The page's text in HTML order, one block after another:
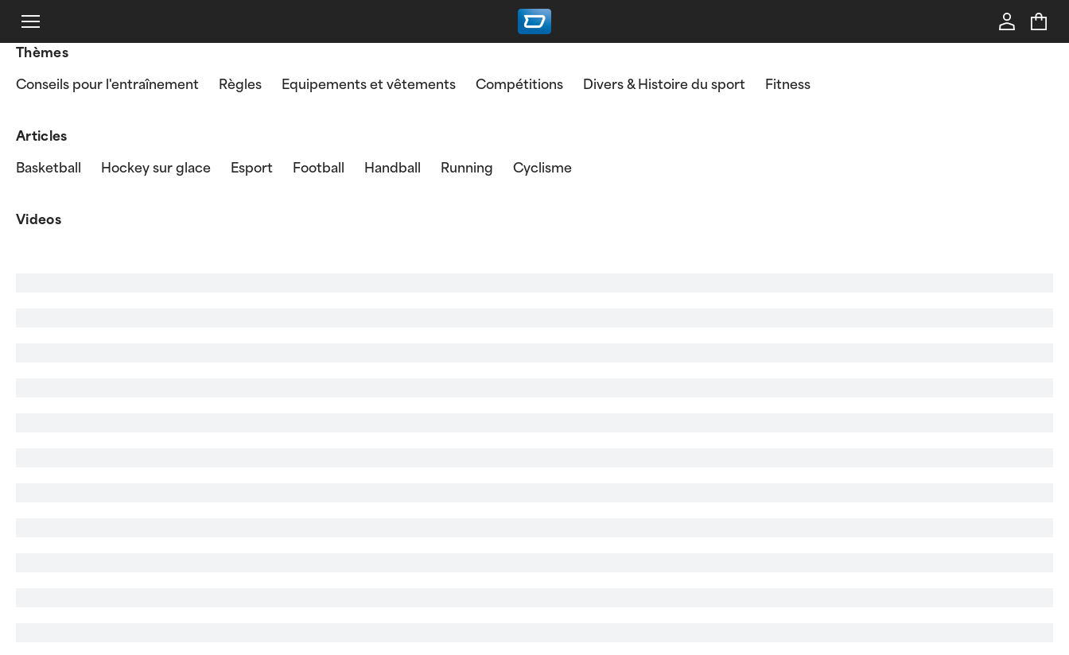
Thèmes
Conseils pour l'entraînement Règles Equipements et vêtements Compétitions Divers & Histoire du sport Fitness
Articles
Basketball Hockey sur glace Esport Football Handball Running Cyclisme
Videos